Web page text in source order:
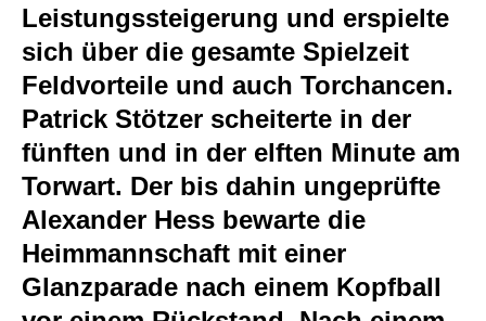
Leistungssteigerung und erspielte
sich über die gesamte Spielzeit
Feldvorteile und auch Torchancen.
Patrick Stötzer scheiterte in der
fünften und in der elften Minute am
Torwart. Der bis dahin ungeprüfte
Alexander Hess bewarte die
Heimmannschaft mit einer
Glanzparade nach einem Kopfball